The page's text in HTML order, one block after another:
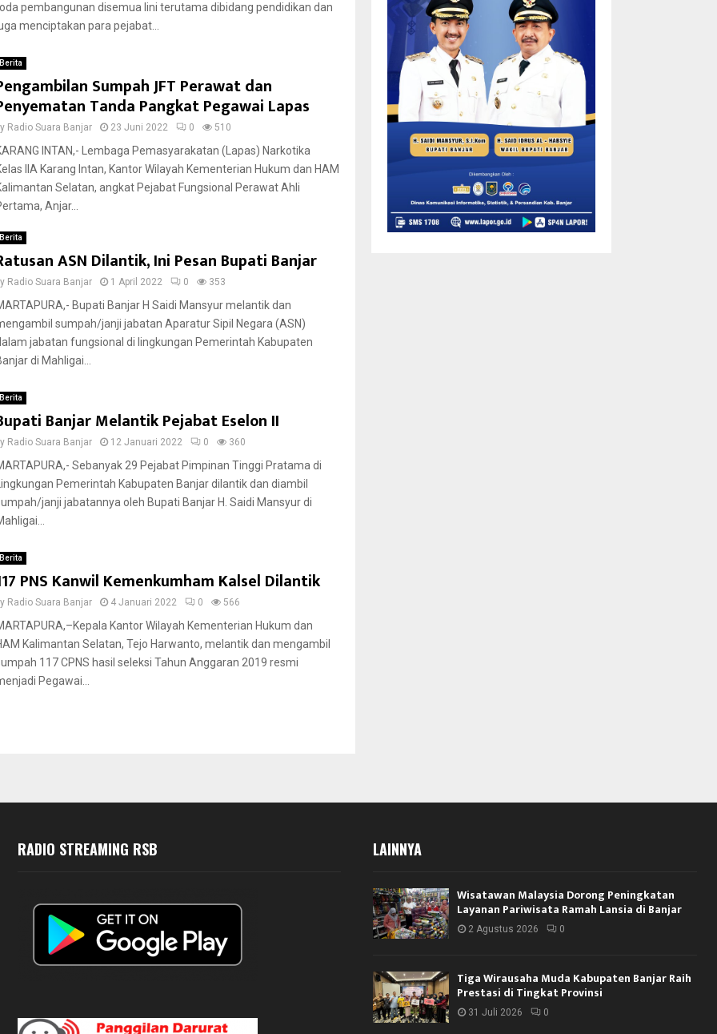
pembangunan disemua lini terutama dibidang pendidikan dan
menciptakan para pejabat...
Berita
Sumpah JFT Perawat dan
Tanda Pangkat Pegawai Lapas
Radio Suara Banjar 23 Juni 2022 0 510
INTAN,- Lembaga Pemasyarakatan (Lapas) Narkotika
IIA Karang Intan, Kantor Wilayah Kementerian Hukum dan HAM
Selatan, angkat Pejabat Fungsional Perawat Ahli
Anjar...
Berita
ASN Dilantik, Ini Pesan Bupati Banjar
Radio Suara Banjar 1 April 2022 0 353
Bupati Banjar H Saidi Mansyur melantik dan
sumpah/janji jabatan Aparatur Sipil Negara (ASN)
jabatan fungsional di lingkungan Pemerintah Kabupaten
di Mahligai...
Berita
Banjar Melantik Pejabat Eselon II
Radio Suara Banjar 12 Januari 2022 0 360
Sebanyak 29 Pejabat Pimpinan Tinggi Pratama di
Pemerintah Kabupaten Banjar dilantik dan diambil
janji jabatannya oleh Bupati Banjar H. Saidi Mansyur di
Berita
PNS Kanwil Kemenkumham Kalsel Dilantik
Radio Suara Banjar 4 Januari 2022 0 566
Kantor Wilayah Kementerian Hukum dan
Kalimantan Selatan, Tejo Harwanto, melantik dan mengambil
117 CPNS hasil seleksi Tahun Anggaran 2019 resmi
Pegawai...
RADIO STREAMING RSB LAINNYA
Wisatawan Malaysia Dorong Peningkatan
Layanan Pariwisata Ramah Lansia di Banjar
2 Agustus 2026 0
Tiga Wirausaha Muda Kabupaten Banjar Raih
Prestasi di Tingkat Provinsi
31 Juli 2026 0